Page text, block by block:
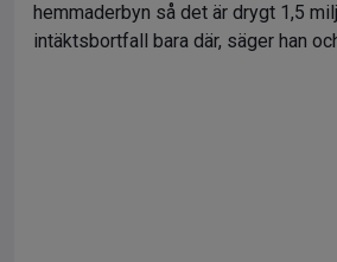
hemmaderbyn så det är drygt 1,5
intäktsbortfall bara där, säger han